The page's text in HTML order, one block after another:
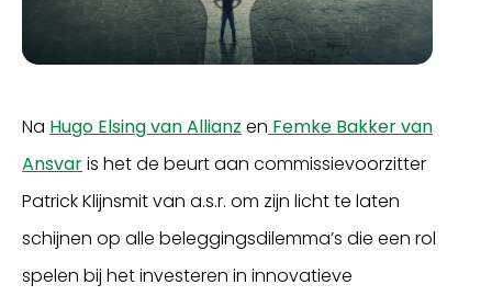
Na Hugo Elsing van Allianz en Femke Bakker van
Ansvaris het de beurt aan commissievoorzitter
Patrick Klijnsmit van a.s.r. om zijn licht te laten
schijnen op alle beleggingsdilemma’s die een rol
spelen bij het investeren in innovatieve